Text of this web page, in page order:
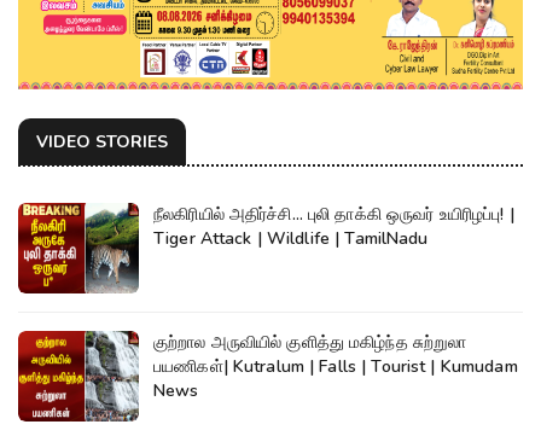
VIDEO STORIES
நீலகிரியில் அதிர்ச்சி... புலி தாக்கி ஒருவர் உயிரிழப்பு! |
Tiger Attack | Wildlife | TamilNadu
குற்றால அருவியில் குளித்து மகிழ்ந்த சுற்றுலா
பயணிகள்| Kutralum | Falls | Tourist | Kumudam
News